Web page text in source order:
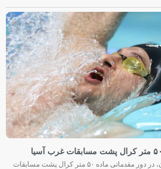
هومر عباسی، شناگر تیم ملی ایران، در دور مقدماتی ماده ۵۰ متر کرال پشت مسابقات